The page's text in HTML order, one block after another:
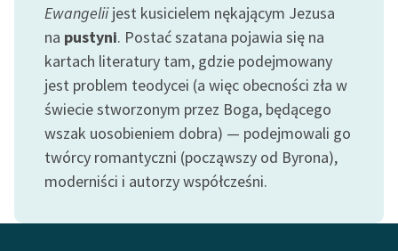
Szkoła Poezji Wolnych
Lektur
O nas
Kontakt
O projekcie
Zespół
Ewangeliijest kusicielem nękającym Jezusa
na pustyni. Postać szatana pojawia się na
kartach literatury tam, gdzie podejmowany
jest problem teodycei (a więc obecności zła w
świecie stworzonym przez Boga, będącego
wszak uosobieniem dobra) — podejmowali go
twórcy romantyczni (począwszy od Byrona),
moderniści i autorzy współcześni.